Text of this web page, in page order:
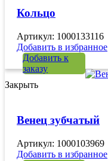
Кольцо
Артикул: 1000133116
Добавить в избранное
Добавить к
заказу
Закрыть
Венец зубчатый
Артикул: 1000103969
Добавить в избранное